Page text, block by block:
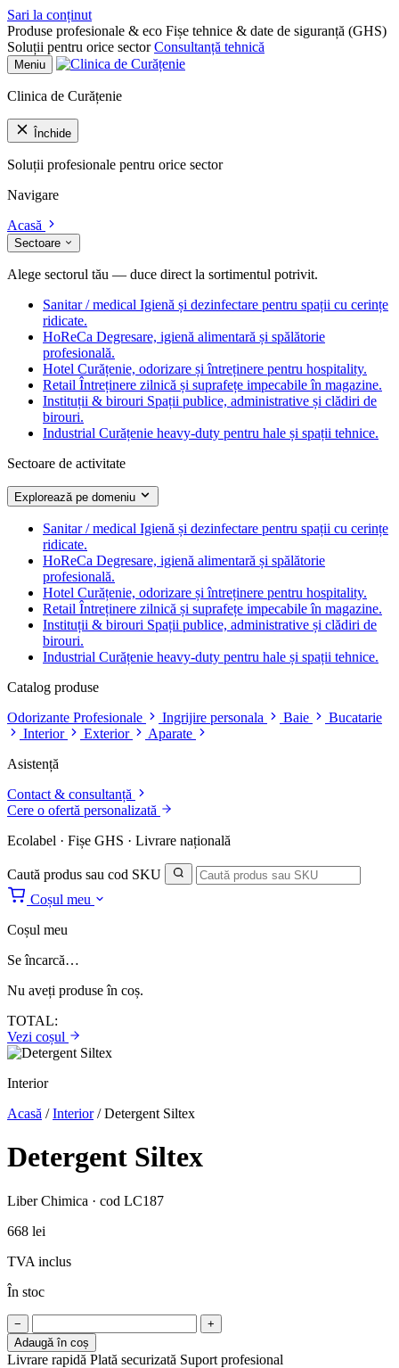
Sari la conținut
Produse profesionale & eco Fișe tehnice & date de siguranță (GHS)
Soluții pentru orice sector Consultanță tehnică
Meniu
Clinica de Curățenie
Închide
Soluții profesionale pentru orice sector
Navigare
Acasă
Sectoare
Alege sectorul tău — duce direct la sortimentul potrivit.
Sanitar / medical Igienă și dezinfectare pentru spații cu cerințe
ridicate.
HoReCa Degresare, igienă alimentară și spălătorie
profesională.
Hotel Curățenie, odorizare și întreținere pentru hospitality.
Retail Întreținere zilnică și suprafețe impecabile în magazine.
Instituții & birouri Spații publice, administrative și clădiri de
birouri.
Industrial Curățenie heavy-duty pentru hale și spații tehnice.
Sectoare de activitate
Explorează pe domeniu
Sanitar / medical Igienă și dezinfectare pentru spații cu cerințe
ridicate.
HoReCa Degresare, igienă alimentară și spălătorie
profesională.
Hotel Curățenie, odorizare și întreținere pentru hospitality.
Retail Întreținere zilnică și suprafețe impecabile în magazine.
Instituții & birouri Spații publice, administrative și clădiri de
birouri.
Industrial Curățenie heavy-duty pentru hale și spații tehnice.
Catalog produse
Odorizante Profesionale
Ingrijire personala Baie
Bucatarie
Interior
Exterior
Aparate
Asistență
Contact & consultanță
Cere o ofertă personalizată
Ecolabel · Fișe GHS · Livrare națională
Caută produs sau cod SKU
Coșul meu
Coșul meu
Se încarcă…
Nu aveți produse în coș.
TOTAL:
Vezi coșul
Interior
Acasă /Interior/Detergent Siltex
Detergent Siltex
Liber Chimica · cod LC187
668 lei
TVA inclus
În stoc
−
+
Adaugă în coș
Livrare rapidă Plată securizată Suport profesional